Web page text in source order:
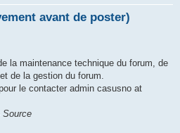
avant de poster)
la maintenance technique du forum, de
de la gestion du forum.
le contacter admin casusno at
Source